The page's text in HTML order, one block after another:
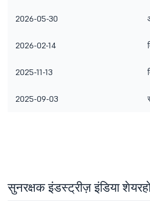
2026-05-30
2026-02-14
2025-11-13
2025-09-03
सुनरक्षक इंडस्ट्रीज़ इंडिया